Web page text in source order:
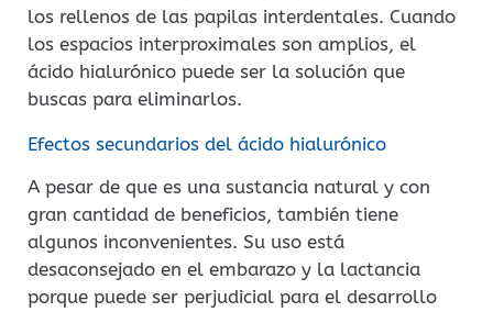
los rellenos de las papilas interdentales. Cuando
los espacios interproximales son amplios, el
ácido hialurónico puede ser la solución que
buscas para eliminarlos.
Efectos secundarios del ácido hialurónico
A pesar de que es una sustancia natural y con
gran cantidad de beneficios, también tiene
algunos inconvenientes. Su uso está
desaconsejado en el embarazo y la lactancia
porque puede ser perjudicial para el desarrollo